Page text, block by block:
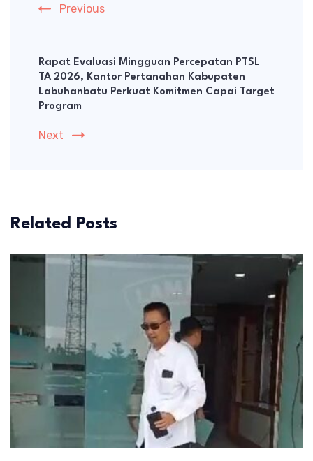
Previous
Rapat Evaluasi Mingguan Percepatan PTSL
TA 2026, Kantor Pertanahan Kabupaten
Labuhanbatu Perkuat Komitmen Capai Target
Program
Next
Related Posts